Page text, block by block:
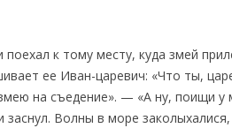
к тому месту, куда змей
ее Иван-царевич: «Что ты,
на съедение». — «А ну, поищи у
Волны в море заколыхалися,